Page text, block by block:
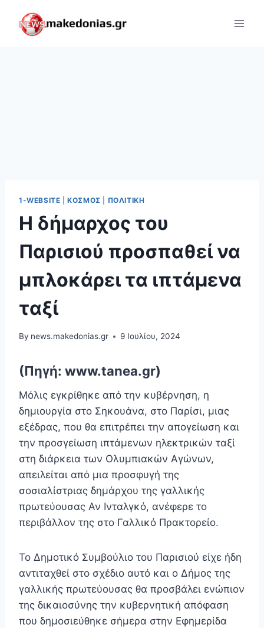
content
1-WEBSITE |ΚΌΣΜΟΣ ΠΟΛΙΤΙΚΉ
Η δήμαρχος του
Παρισιού προσπαθεί να
μπλοκάρει τα ιπτάμενα
ταξί
By news.makedonias.gr 9 Ιουλίου, 2024
(Πηγή: www.tanea.gr)
Μόλις εγκρίθηκε από την κυβέρνηση, η
δημιουργία στο Σηκουάνα, στο Παρίσι, μιας
εξέδρας, που θα επιτρέπει την απογείωση και
την προσγείωση ιπτάμενων ηλεκτρικών ταξί
στη διάρκεια των Ολυμπιακών Αγώνων,
απειλείται από μια προσφυγή της
σοσιαλίστριας δημάρχου της γαλλικής
πρωτεύουσας Αν Ινταλγκό, ανέφερε το
περιβάλλον της στο Γαλλικό Πρακτορείο.
Το Δημοτικό Συμβούλιο του Παρισιού είχε ήδη
αντιταχθεί στο σχέδιο αυτό και ο Δήμος της
γαλλικής πρωτεύουσας θα προσβάλει ενώπιον
της δικαιοσύνης την κυβερνητική απόφαση
που δημοσιεύθηκε σήμερα στην Εφημερίδα